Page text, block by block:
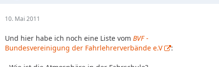
10. Mai 2011
Und hier habe ich noch eine Liste vom BVF-
Bundesvereinigung der Fahrlehrerverbände e.V
: